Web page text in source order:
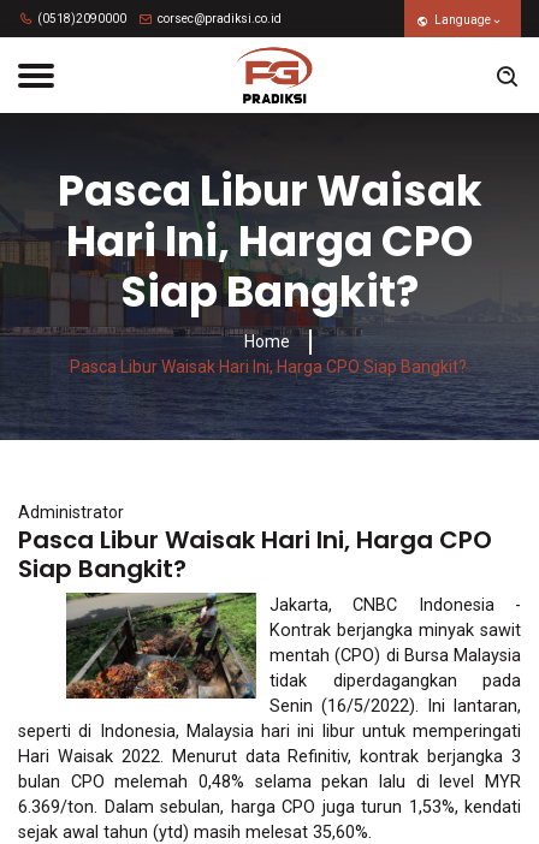
(0518)2090000 corsec@pradiksi.co.id Language
Pasca Libur Waisak
Hari Ini, Harga CPO
Siap Bangkit?
Home
Pasca Libur Waisak Hari Ini, Harga CPO Siap Bangkit?
Administrator
Pasca Libur Waisak Hari Ini, Harga CPO
Siap Bangkit?
Jakarta, CNBC Indonesia -
Kontrak berjangka minyak sawit
mentah (CPO) di Bursa Malaysia
tidak diperdagangkan pada
Senin (16/5/2022). Ini lantaran,
seperti di Indonesia, Malaysia hari ini libur untuk memperingati
Hari Waisak 2022. Menurut data Refinitiv, kontrak berjangka 3
bulan CPO melemah 0,48% selama pekan lalu di level MYR
6.369/ton. Dalam sebulan, harga CPO juga turun 1,53%, kendati
sejak awal tahun (ytd) masih melesat 35,60%.